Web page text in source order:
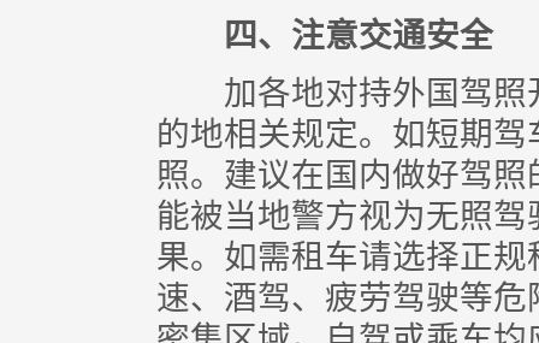
四、注意交通安全
加各地对持外国驾照
的地相关规定。如短期
照。建议在国内做好驾
能被当地警方视为无照
果。如需租车请选择正
速、酒驾、疲劳驾驶等